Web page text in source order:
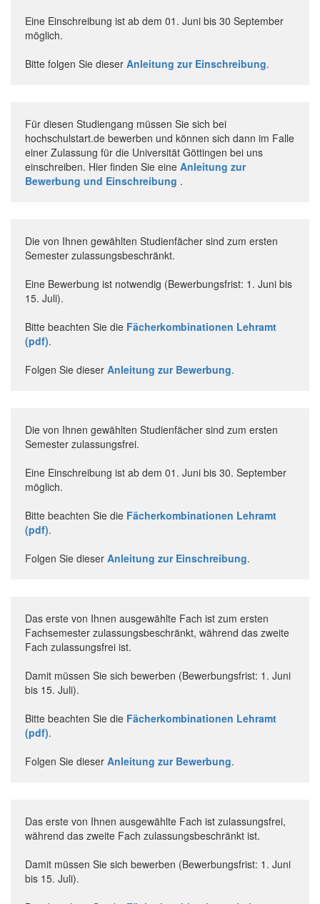
Eine Einschreibung ist ab dem 01. Juni bis 30 September
möglich.
Bitte folgen Sie dieser Anleitung zur Einschreibung.
Für diesen Studiengang müssen Sie sich bei
hochschulstart.de bewerben und können sich dann im Falle
einer Zulassung für die Universität Göttingen bei uns
einschreiben. Hier finden Sie eine Anleitung zur
Bewerbung und Einschreibung .
Die von Ihnen gewählten Studienfächer sind zum ersten
Semester zulassungsbeschränkt.
Eine Bewerbung ist notwendig (Bewerbungsfrist: 1. Juni bis
15. Juli).
Bitte beachten Sie die Fächerkombinationen Lehramt
(pdf).
Folgen Sie dieser Anleitung zur Bewerbung.
Die von Ihnen gewählten Studienfächer sind zum ersten
Semester zulassungsfrei.
Eine Einschreibung ist ab dem 01. Juni bis 30. September
möglich.
Bitte beachten Sie die Fächerkombinationen Lehramt
(pdf).
Folgen Sie dieser Anleitung zur Einschreibung.
Das erste von Ihnen ausgewählte Fach ist zum ersten
Fachsemester zulassungsbeschränkt, während das zweite
Fach zulassungsfrei ist.
Damit müssen Sie sich bewerben (Bewerbungsfrist: 1. Juni
bis 15. Juli).
Bitte beachten Sie die Fächerkombinationen Lehramt
(pdf).
Folgen Sie dieser Anleitung zur Bewerbung.
Das erste von Ihnen ausgewählte Fach ist zulassungsfrei,
während das zweite Fach zulassungsbeschränkt ist.
Damit müssen Sie sich bewerben (Bewerbungsfrist: 1. Juni
bis 15. Juli).